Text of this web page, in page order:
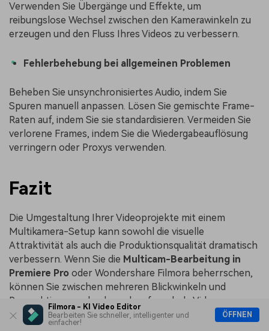
Filmora - KI Video Editor
Bearbeiten Sie schneller, intelligenter und
einfacher!
ÖFFNEN
Verwenden Sie Übergänge und Effekte, um
reibungslose Wechsel zwischen den Kamerawinkeln zu
erzeugen und den Fluss Ihres Videos zu verbessern.
Fehlerbehebung bei allgemeinen Problemen
Beheben Sie unsynchronisiertes Audio, indem Sie
Spuren manuell anpassen. Lösen Sie gemischte Frame-
Raten auf, indem Sie sie standardisieren. Vermeiden Sie
verlorene Frames, indem Sie die Wiedergabeauflösung
verringern oder Proxys verwenden.
Fazit
Die Umgestaltung Ihrer Videoprojekte mit einem
Multikamera-Setup kann sowohl die visuelle
Attraktivität als auch die Produktionsqualität dramatisch
verbessern. Wenn Sie die Multicam-Bearbeitung in
Premiere Pro oder Wondershare Filmora beherrschen,
können Sie zwischen mehreren Blickwinkeln und
Perspektiven wechseln und so fesselnde Videos
erstellen.